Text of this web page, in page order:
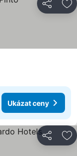
Sdílet
Ukázat ceny
Sdílet